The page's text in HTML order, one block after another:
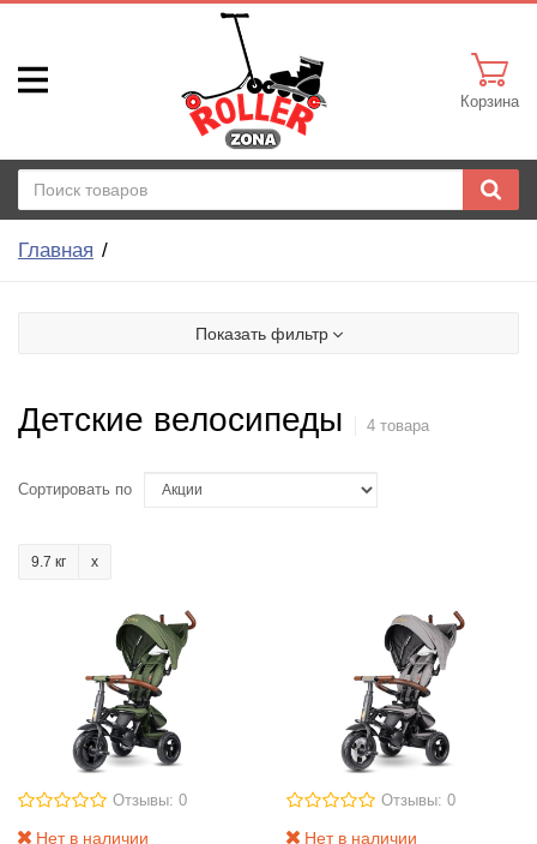
Корзина
Главная
Показать фильтр
Детские велосипеды 4 товара
Сортировать по
9.7 кг
Отзывы: 0
Нет в наличии
Отзывы: 0
Нет в наличии